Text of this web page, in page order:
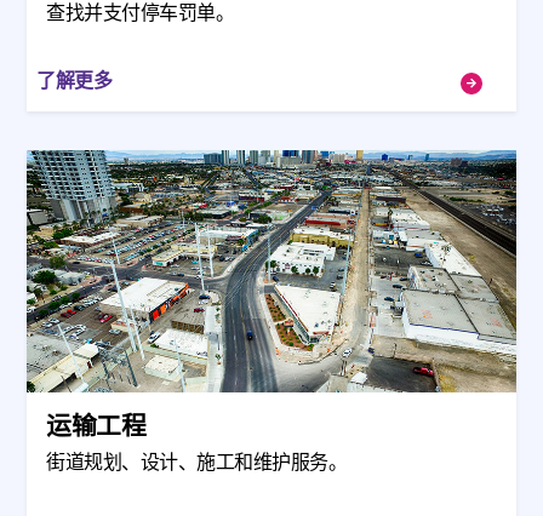
查找并支付停车罚单。
了解更多
运输工程
街道规划、设计、施工和维护服务。